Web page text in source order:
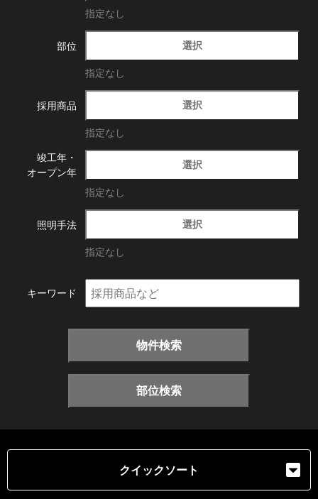
指定なし
部位 選択
指定なし
採用商品 選択
指定なし
竣工年・
オープン年
選択
指定なし
照明手法 選択
指定なし
キーワード
物件検索
部位検索
クイックソート